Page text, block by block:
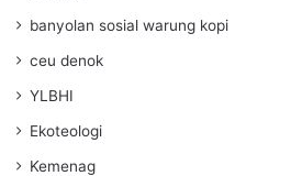
banyolan sosial warung kopi
ceu denok
YLBHI
Ekoteologi
Kemenag